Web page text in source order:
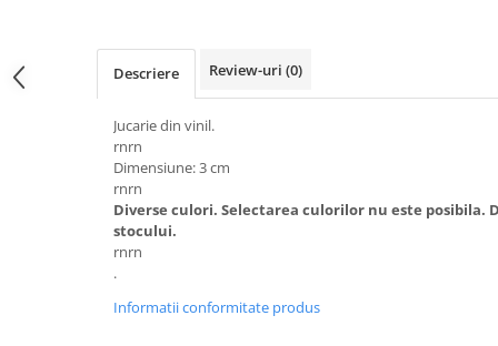
Accesorii Acasă și Mobilier
Botnițe
Dresaj & Sport
Descriere Review-uri (0)
Jucarie din vinil.
rnrn
Dimensiune: 3 cm
rnrn
Diverse culori. Selectarea culorilor nu este posibila.
stocului.
rnrn
.
Informatii conformitate produs